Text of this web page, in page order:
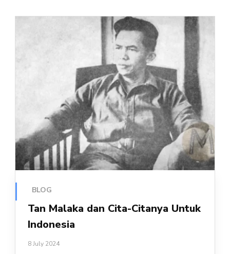
BLOG
Tan Malaka dan Cita-Citanya Untuk
Indonesia
8 July 2024